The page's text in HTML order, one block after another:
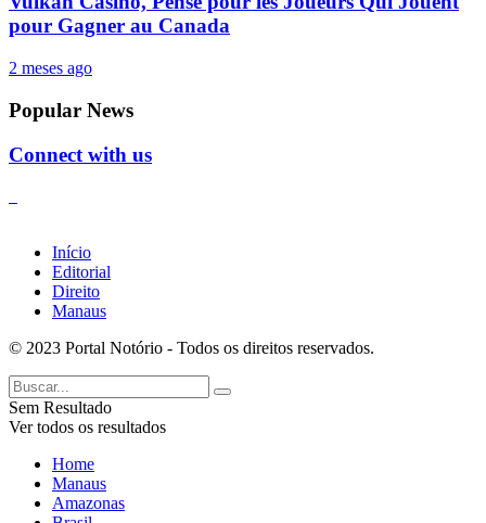
pour Gagner au Canada
2 meses ago
Popular News
Connect with us
Início
Editorial
Direito
Manaus
© 2023 Portal Notório - Todos os direitos reservados.
Sem Resultado
Ver todos os resultados
Home
Manaus
Amazonas